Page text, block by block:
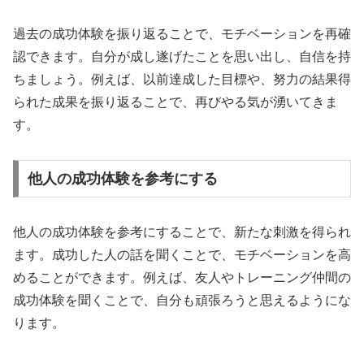
過去の成功体験を振り返ることで、モチベーションを再確
認できます。自分が成し遂げたことを思い出し、自信を持
ちましょう。例えば、以前達成した目標や、努力の結果得
られた成果を振り返ることで、再びやる気が湧いてきま
す。
他人の成功体験を参考にする
他人の成功体験を参考にすることで、新たな刺激を得られ
ます。成功した人の話を聞くことで、モチベーションを高
めることができます。例えば、友人やトレーニング仲間の
成功体験を聞くことで、自分も頑張ろうと思えるようにな
ります。